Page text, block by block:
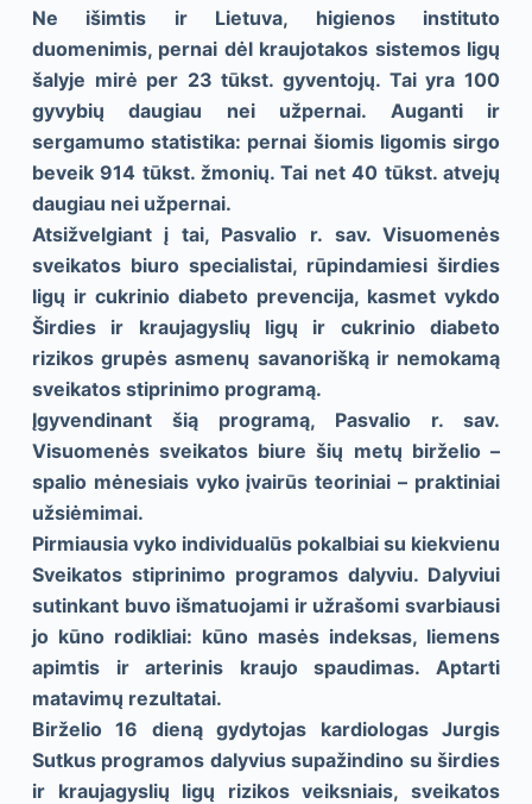
Ne išimtis ir Lietuva, higienos instituto
duomenimis, pernai dėl kraujotakos sistemos ligų
šalyje mirė per 23 tūkst. gyventojų. Tai yra 100
gyvybių daugiau nei užpernai. Auganti ir
sergamumo statistika: pernai šiomis ligomis sirgo
beveik 914 tūkst. žmonių. Tai net 40 tūkst. atvejų
daugiau nei užpernai.
Atsižvelgiant į tai, Pasvalio r. sav. Visuomenės
sveikatos biuro specialistai, rūpindamiesi širdies
ligų ir cukrinio diabeto prevencija, kasmet vykdo
Širdies ir kraujagyslių ligų ir cukrinio diabeto
rizikos grupės asmenų savanorišką ir nemokamą
sveikatos stiprinimo programą.
Įgyvendinant šią programą, Pasvalio r. sav.
Visuomenės sveikatos biure šių metų birželio –
spalio mėnesiais vyko įvairūs teoriniai – praktiniai
užsiėmimai.
Pirmiausia vyko individualūs pokalbiai su kiekvienu
Sveikatos stiprinimo programos dalyviu. Dalyviui
sutinkant buvo išmatuojami ir užrašomi svarbiausi
jo kūno rodikliai: kūno masės indeksas, liemens
apimtis ir arterinis kraujo spaudimas. Aptarti
matavimų rezultatai.
Birželio 16 dieną gydytojas kardiologas Jurgis
Sutkus programos dalyvius supažindino su širdies
ir kraujagyslių ligų rizikos veiksniais, sveikatos